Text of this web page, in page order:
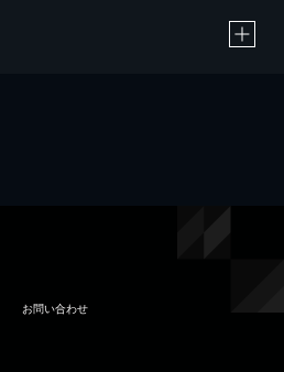
お問い合わせ